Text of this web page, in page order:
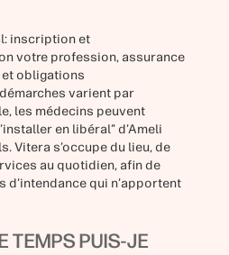
inscription et
votre profession, assurance
et obligations
varient par
les médecins peuvent
en libéral” d’Ameli
Vitera s’occupe du lieu, de
au quotidien, afin de
qui n’apportent
TEMPS PUIS-JE